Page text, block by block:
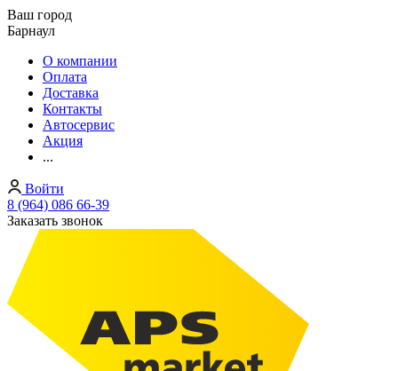
Ваш город
Барнаул
О компании
Оплата
Доставка
Контакты
Автосервис
Акция
...
Войти
8 (964) 086 66-39
Заказать звонок